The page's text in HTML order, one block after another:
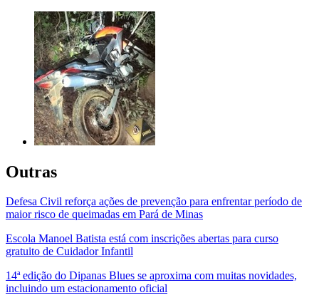
Outras
Defesa Civil reforça ações de prevenção para enfrentar período de
maior risco de queimadas em Pará de Minas
Escola Manoel Batista está com inscrições abertas para curso
gratuito de Cuidador Infantil
14ª edição do Dipanas Blues se aproxima com muitas novidades,
incluindo um estacionamento oficial